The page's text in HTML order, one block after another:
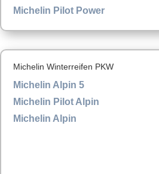
Michelin Pilot Power
Michelin Winterreifen PKW
Michelin Alpin 5
Michelin Pilot Alpin
Michelin Alpin